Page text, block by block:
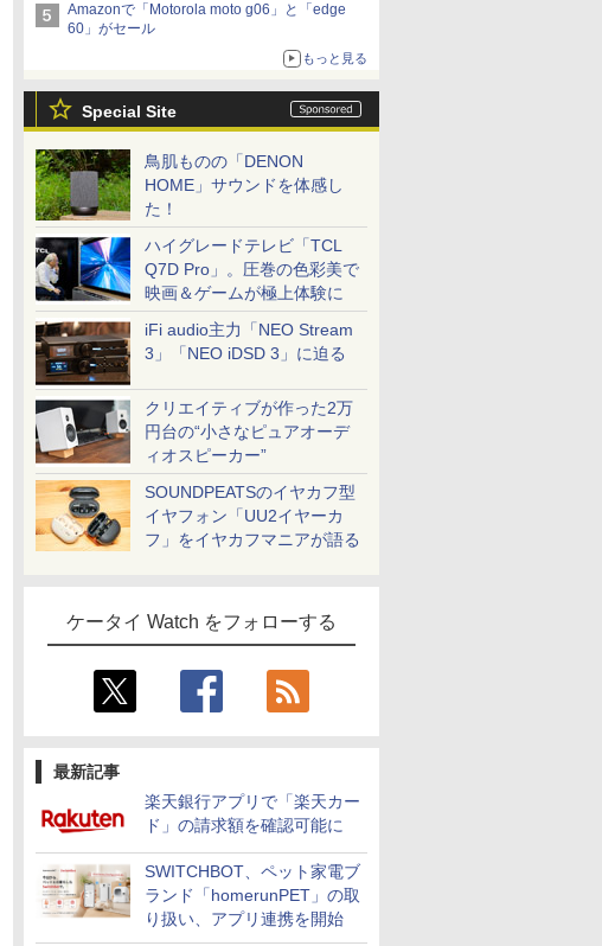
Amazonで「Motorola moto g06」と「edge
60」がセール
もっと見る
Special Site
鳥肌ものの「DENON
HOME」サウンドを体感し
た！
ハイグレードテレビ「TCL
Q7D Pro」。圧巻の色彩美で
映画＆ゲームが極上体験に
iFi audio主力「NEO Stream
3」「NEO iDSD 3」に迫る
クリエイティブが作った2万
円台の“小さなピュアオーデ
ィオスピーカー”
SOUNDPEATSのイヤカフ型
イヤフォン「UU2イヤーカ
フ」をイヤカフマニアが語る
ケータイ Watch をフォローする
最新記事
楽天銀行アプリで「楽天カー
ド」の請求額を確認可能に
SWITCHBOT、ペット家電ブ
ランド「homerunPET」の取
り扱い、アプリ連携を開始